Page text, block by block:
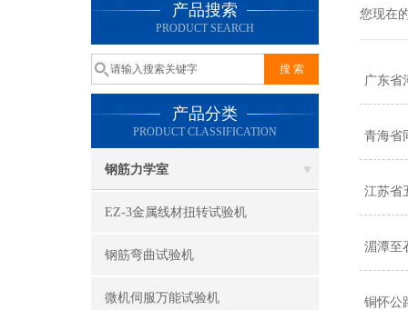
产品搜索
PRODUCT SEARCH
产品分类
PRODUCT CLASSIFICATION
钢筋力学室
EZ-3金属线材扭转试验机
钢筋弯曲试验机
微机伺服万能试验机
您现在
广东省
青海省
江苏省
湄潭至
铜怀公